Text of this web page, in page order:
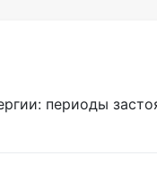
периоды